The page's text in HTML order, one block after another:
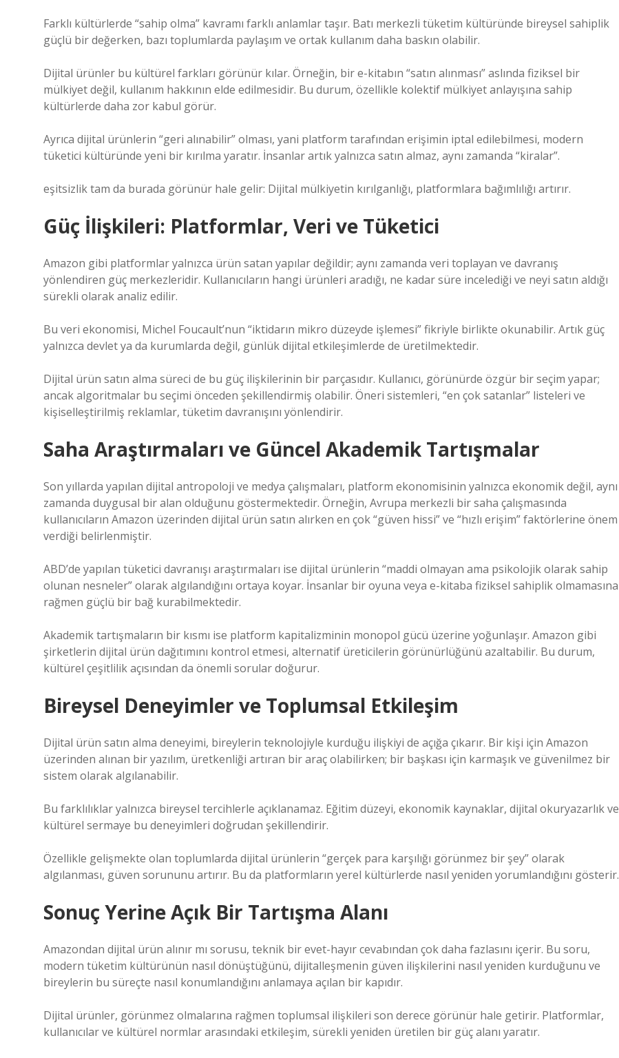
Farklı kültürlerde “sahip olma” kavramı farklı anlamlar taşır. Batı merkezli tüketim kültüründe bireysel sahiplik
güçlü bir değerken, bazı toplumlarda paylaşım ve ortak kullanım daha baskın olabilir.
Dijital ürünler bu kültürel farkları görünür kılar. Örneğin, bir e-kitabın “satın alınması” aslında fiziksel bir
mülkiyet değil, kullanım hakkının elde edilmesidir. Bu durum, özellikle kolektif mülkiyet anlayışına sahip
kültürlerde daha zor kabul görür.
Ayrıca dijital ürünlerin “geri alınabilir” olması, yani platform tarafından erişimin iptal edilebilmesi, modern
tüketici kültüründe yeni bir kırılma yaratır. İnsanlar artık yalnızca satın almaz, aynı zamanda “kiralar”.
eşitsizliktam da burada görünür hale gelir: Dijital mülkiyetin kırılganlığı, platformlara bağımlılığı artırır.
Güç İlişkileri: Platformlar, Veri ve Tüketici
Amazon gibi platformlar yalnızca ürün satan yapılar değildir; aynı zamanda veri toplayan ve davranış
yönlendiren güç merkezleridir. Kullanıcıların hangi ürünleri aradığı, ne kadar süre incelediği ve neyi satın aldığı
sürekli olarak analiz edilir.
Bu veri ekonomisi, Michel Foucault’nun “iktidarın mikro düzeyde işlemesi” fikriyle birlikte okunabilir. Artık güç
yalnızca devlet ya da kurumlarda değil, günlük dijital etkileşimlerde de üretilmektedir.
Dijital ürün satın alma süreci de bu güç ilişkilerinin bir parçasıdır. Kullanıcı, görünürde özgür bir seçim yapar;
ancak algoritmalar bu seçimi önceden şekillendirmiş olabilir. Öneri sistemleri, “en çok satanlar” listeleri ve
kişiselleştirilmiş reklamlar, tüketim davranışını yönlendirir.
Saha Araştırmaları ve Güncel Akademik Tartışmalar
Son yıllarda yapılan dijital antropoloji ve medya çalışmaları, platform ekonomisinin yalnızca ekonomik değil, aynı
zamanda duygusal bir alan olduğunu göstermektedir. Örneğin, Avrupa merkezli bir saha çalışmasında
kullanıcıların Amazon üzerinden dijital ürün satın alırken en çok “güven hissi” ve “hızlı erişim” faktörlerine önem
verdiği belirlenmiştir.
ABD’de yapılan tüketici davranışı araştırmaları ise dijital ürünlerin “maddi olmayan ama psikolojik olarak sahip
olunan nesneler” olarak algılandığını ortaya koyar. İnsanlar bir oyuna veya e-kitaba fiziksel sahiplik olmamasına
rağmen güçlü bir bağ kurabilmektedir.
Akademik tartışmaların bir kısmı ise platform kapitalizminin monopol gücü üzerine yoğunlaşır. Amazon gibi
şirketlerin dijital ürün dağıtımını kontrol etmesi, alternatif üreticilerin görünürlüğünü azaltabilir. Bu durum,
kültürel çeşitlilik açısından da önemli sorular doğurur.
Bireysel Deneyimler ve Toplumsal Etkileşim
Dijital ürün satın alma deneyimi, bireylerin teknolojiyle kurduğu ilişkiyi de açığa çıkarır. Bir kişi için Amazon
üzerinden alınan bir yazılım, üretkenliği artıran bir araç olabilirken; bir başkası için karmaşık ve güvenilmez bir
sistem olarak algılanabilir.
Bu farklılıklar yalnızca bireysel tercihlerle açıklanamaz. Eğitim düzeyi, ekonomik kaynaklar, dijital okuryazarlık ve
kültürel sermaye bu deneyimleri doğrudan şekillendirir.
Özellikle gelişmekte olan toplumlarda dijital ürünlerin “gerçek para karşılığı görünmez bir şey” olarak
algılanması, güven sorununu artırır. Bu da platformların yerel kültürlerde nasıl yeniden yorumlandığını gösterir.
Sonuç Yerine Açık Bir Tartışma Alanı
Amazondan dijital ürün alınır mı sorusu, teknik bir evet-hayır cevabından çok daha fazlasını içerir. Bu soru,
modern tüketim kültürünün nasıl dönüştüğünü, dijitalleşmenin güven ilişkilerini nasıl yeniden kurduğunu ve
bireylerin bu süreçte nasıl konumlandığını anlamaya açılan bir kapıdır.
Dijital ürünler, görünmez olmalarına rağmen toplumsal ilişkileri son derece görünür hale getirir. Platformlar,
kullanıcılar ve kültürel normlar arasındaki etkileşim, sürekli yeniden üretilen bir güç alanı yaratır.